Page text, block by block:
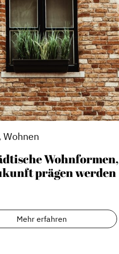
Wohnformen,
prägen werden
Mehr erfahren